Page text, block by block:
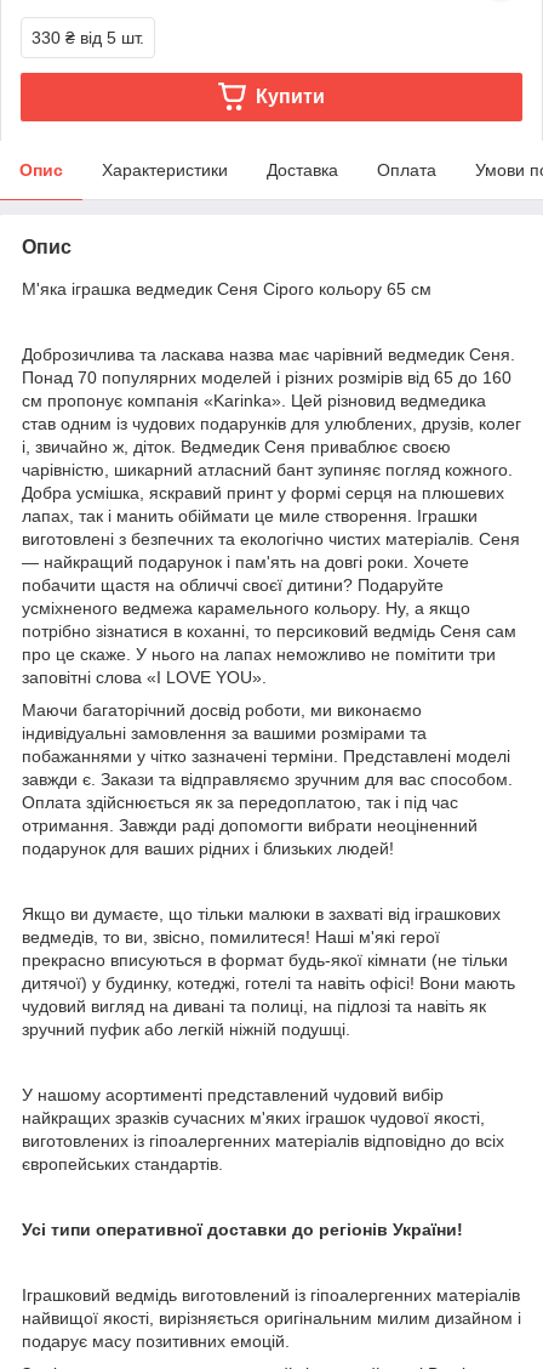
330 ₴ від 5 шт.
Купити
Опис Характеристики Доставка Оплата Умови
Опис
М'яка іграшка ведмедик Сеня Сірого кольору 65 см
Доброзичлива та ласкава назва має чарівний ведмедик Сеня.
Понад 70 популярних моделей і різних розмірів від 65 до 160
см пропонує компанія «Karinka». Цей різновид ведмедика
став одним із чудових подарунків для улюблених, друзів, колег
і, звичайно ж, діток. Ведмедик Сеня приваблює своєю
чарівністю, шикарний атласний бант зупиняє погляд кожного.
Добра усмішка, яскравий принт у формі серця на плюшевих
лапах, так і манить обіймати це миле створення. Іграшки
виготовлені з безпечних та екологічно чистих матеріалів. Сеня
— найкращий подарунок і пам'ять на довгі роки. Хочете
побачити щастя на обличчі своєї дитини? Подаруйте
усміхненого ведмежа карамельного кольору. Ну, а якщо
потрібно зізнатися в коханні, то персиковий ведмідь Сеня сам
про це скаже. У нього на лапах неможливо не помітити три
заповітні слова «I LOVE YOU».
Маючи багаторічний досвід роботи, ми виконаємо
індивідуальні замовлення за вашими розмірами та
побажаннями у чітко зазначені терміни. Представлені моделі
завжди є. Закази та відправляємо зручним для вас способом.
Оплата здійснюється як за передоплатою, так і під час
отримання. Завжди раді допомогти вибрати неоціненний
подарунок для ваших рідних і близьких людей!
Якщо ви думаєте, що тільки малюки в захваті від іграшкових
ведмедів, то ви, звісно, помилитеся! Наші м'які герої
прекрасно вписуються в формат будь-якої кімнати (не тільки
дитячої) у будинку, котеджі, готелі та навіть офісі! Вони мають
чудовий вигляд на дивані та полиці, на підлозі та навіть як
зручний пуфик або легкій ніжній подушці.
У нашому асортименті представлений чудовий вибір
найкращих зразків сучасних м'яких іграшок чудової якості,
виготовлених із гіпоалергенних матеріалів відповідно до всіх
європейських стандартів.
Усі типи оперативної доставки до регіонів України!
Іграшковий ведмідь виготовлений із гіпоалергенних матеріалів
найвищої якості, вирізняється оригінальним милим дизайном і
подарує масу позитивних емоцій.